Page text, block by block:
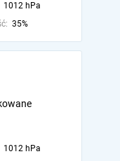
1012 hPa
35%
1012 hPa